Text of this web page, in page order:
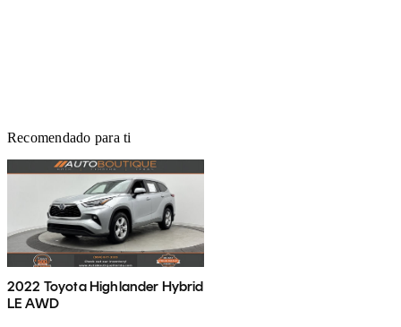
Recomendado para ti
2022 Toyota Highlander Hybrid
LE AWD